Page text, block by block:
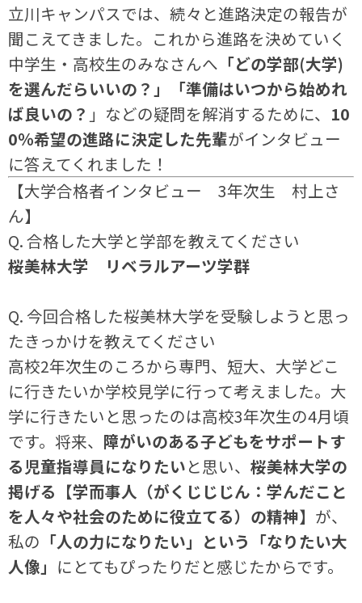
立川キャンパスでは、続々と進路決定の報告が
聞こえてきました。これから進路を決めていく
中学生・高校生のみなさんへ 「どの学部(大学)
を選んだらいいの？」「準備はいつから始めれ
ば良いの？ 」などの疑問を解消するために、 10
0％希望の進路に決定した先輩がインタビュー
に答えてくれました！
【大学合格者インタビュー 3年次生 村上さ
ん】
Q. 合格した大学と学部を教えてください
桜美林大学 リベラルアーツ学群
Q. 今回合格した桜美林大学を受験しようと思っ
たきっかけを教えてください
高校2年次生のころから専門、短大、大学どこ
に行きたいか学校見学に行って考えました。大
学に行きたいと思ったのは高校3年次生の4月頃
です。将来、 障がいのある子どもをサポートす
る児童指導員になりたいと思い、桜美林大学の
掲げる【学而事人（がくじじじん：学んだこと
を人々や社会のために役立てる）の精神】 が、
私の 「人の力になりたい」という「なりたい大
人像」 にとてもぴったりだと感じたからです。